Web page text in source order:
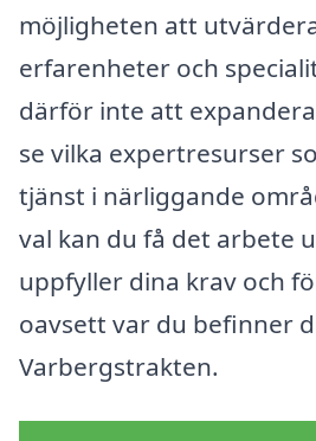
möjligheten att
erfarenheter och
därför inte att
se vilka expertresurser
tjänst i närliggande
val kan du få det arbete
uppfyller dina krav och
oavsett var du befinner
Varbergstrakten.